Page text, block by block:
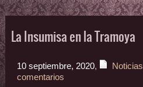
La Insumisa en la Tramoya
10 septiembre, 2020, Noticias
comentarios